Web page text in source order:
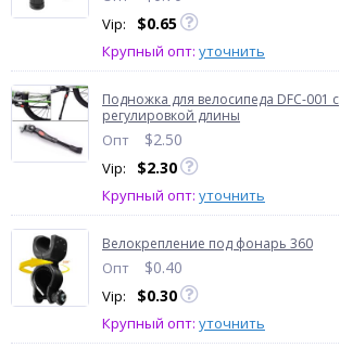
Vip: $0.65
Крупный опт: уточнить
Подножка для велосипеда DFC-001 с
регулировкой длины
Опт $2.50
Vip: $2.30
Крупный опт: уточнить
Велокрепление под фонарь 360
Опт $0.40
Vip: $0.30
Крупный опт: уточнить